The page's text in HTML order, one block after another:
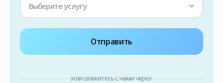
Выберите услугу
Отправить
или свяжитесь с нами через